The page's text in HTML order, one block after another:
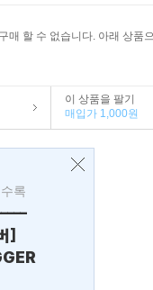
매 할 수 없습니다. 아래 상품
이 상품을 팔기
매입가 1,000원
록
]